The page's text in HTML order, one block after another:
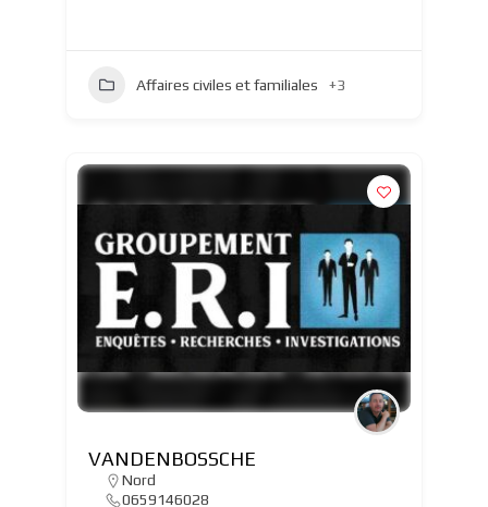
Affaires civiles et familiales +3
VANDENBOSSCHE
Nord
0659146028